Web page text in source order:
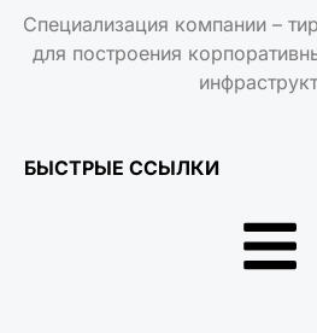
Специализация компании –
для построения
БЫСТРЫЕ ССЫЛКИ